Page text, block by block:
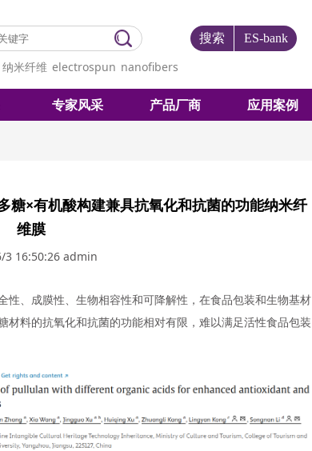
搜索 ES-bank
纳米纤维 electrospun nanofibers
专家风采 产品厂商 应用案例
糖×有机酸构建兼具抗氧化和抗菌的功能纳米纤
维膜
3 16:50:26 admin
性、成膜性、生物相容性和可降解性，在食品包装和生物基材
料的抗氧化和抗菌的功能相对有限，难以满足活性食品包装